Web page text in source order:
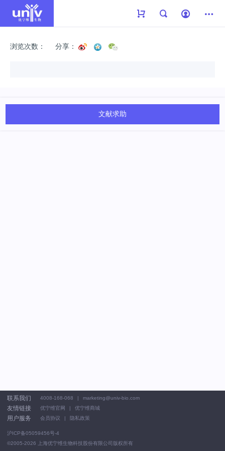
浏览次数： 分享：
文献求助
联系我们 4008-168-068 marketing@univ-bio.com
友情链接 优宁维官网 优宁维商城
用户服务 会员协议 隐私政策
沪ICP备05059456号-4
©2005-2026 上海优宁维生物科技股份有限公司版权所有